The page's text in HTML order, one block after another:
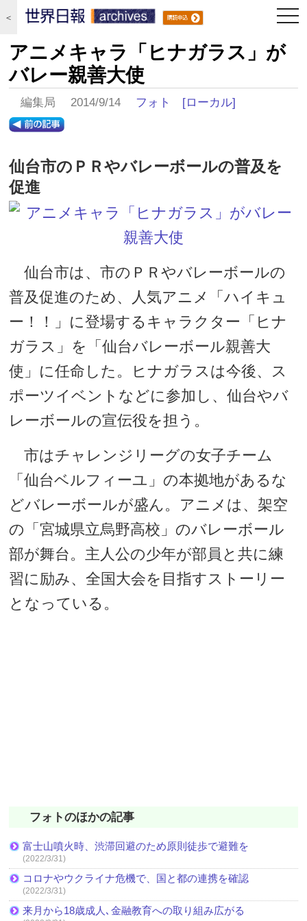
＜
アニメキャラ「ヒナガラス」が
バレー親善大使
編集局 2014/9/14 フォト [ローカル]
仙台市のＰＲやバレーボールの普及を
促進
仙台市は、市のＰＲやバレーボールの
普及促進のため、人気アニメ「ハイキュ
ー！！」に登場するキャラクター「ヒナ
ガラス」を「仙台バレーボール親善大
使」に任命した。ヒナガラスは今後、ス
ポーツイベントなどに参加し、仙台やバ
レーボールの宣伝役を担う。
市はチャレンジリーグの女子チーム
「仙台ベルフィーユ」の本拠地があるな
どバレーボールが盛ん。アニメは、架空
の「宮城県立烏野高校」のバレーボール
部が舞台。主人公の少年が部員と共に練
習に励み、全国大会を目指すストーリー
となっている。
フォトのほかの記事
富士山噴火時、渋滞回避のため原則徒歩で避難を
(2022/3/31)
コロナやウクライナ危機で、国と都の連携を確認
(2022/3/31)
来月から18歳成人､金融教育への取り組み広がる